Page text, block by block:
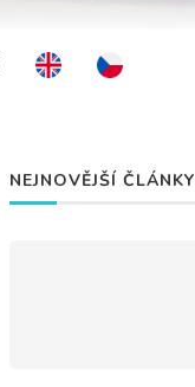
NEJNOVĚJŠÍ ČLÁNKY